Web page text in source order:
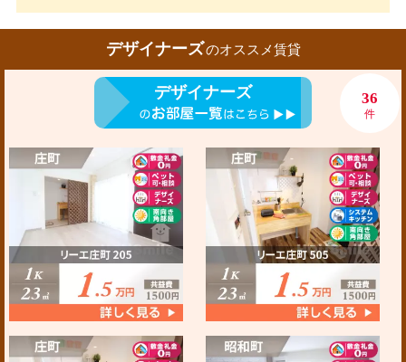
デザイナーズのオススメ賃貸
デザイナーズ 36
件